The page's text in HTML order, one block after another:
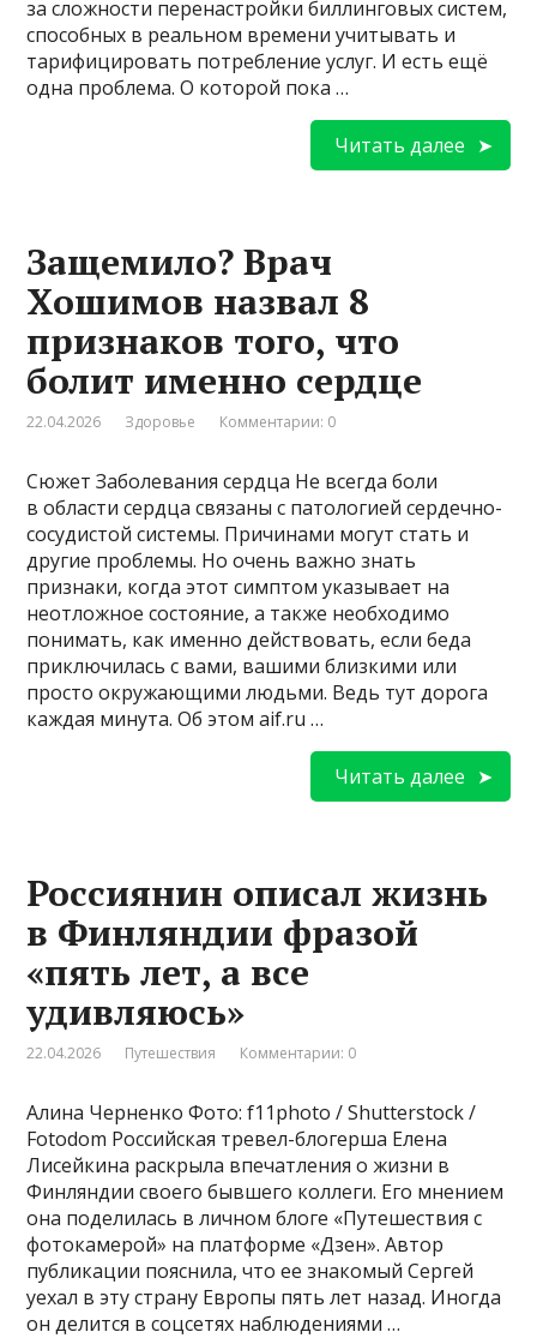
за сложности перенастройки биллинговых систем,
способных в реальном времени учитывать и
тарифицировать потребление услуг. И есть ещё
одна проблема. О которой пока …
Читать далее
Защемило? Врач
Хошимов назвал 8
признаков того, что
болит именно сердце
22.04.2026 Здоровье Комментарии: 0
Сюжет Заболевания сердца Не всегда боли
в области сердца связаны с патологией сердечно-
сосудистой системы. Причинами могут стать и
другие проблемы. Но очень важно знать
признаки, когда этот симптом указывает на
неотложное состояние, а также необходимо
понимать, как именно действовать, если беда
приключилась с вами, вашими близкими или
просто окружающими людьми. Ведь тут дорога
каждая минута. Об этом aif.ru …
Читать далее
Россиянин описал жизнь
в Финляндии фразой
«пять лет, а все
удивляюсь»
22.04.2026 Путешествия Комментарии: 0
Алина Черненко Фото: f11photo / Shutterstock /
Fotodom Российская тревел-блогерша Елена
Лисейкина раскрыла впечатления о жизни в
Финляндии своего бывшего коллеги. Его мнением
она поделилась в личном блоге «Путешествия с
фотокамерой» на платформе «Дзен». Автор
публикации пояснила, что ее знакомый Сергей
уехал в эту страну Европы пять лет назад. Иногда
он делится в соцсетях наблюдениями …